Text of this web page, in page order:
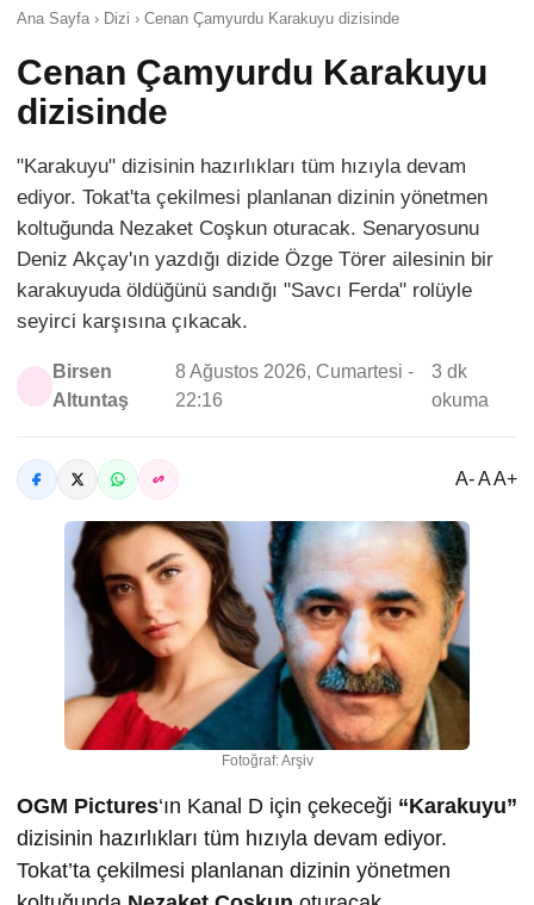
Ana Sayfa › Dizi › Cenan Çamyurdu Karakuyu dizisinde
Cenan Çamyurdu Karakuyu
dizisinde
"Karakuyu" dizisinin hazırlıkları tüm hızıyla devam
ediyor. Tokat'ta çekilmesi planlanan dizinin yönetmen
koltuğunda Nezaket Coşkun oturacak. Senaryosunu
Deniz Akçay'ın yazdığı dizide Özge Törer ailesinin bir
karakuyuda öldüğünü sandığı "Savcı Ferda" rolüyle
seyirci karşısına çıkacak.
Birsen
Altuntaş
8 Ağustos 2026, Cumartesi -
22:16
3 dk
okuma
A- A A+
Fotoğraf: Arşiv
OGM Pictures‘ın Kanal D için çekeceği “Karakuyu”
dizisinin hazırlıkları tüm hızıyla devam ediyor.
Tokat’ta çekilmesi planlanan dizinin yönetmen